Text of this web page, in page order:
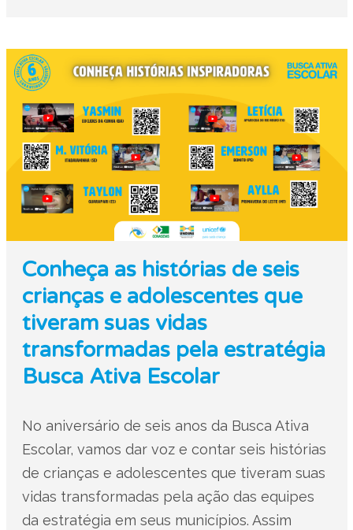
Conheça as histórias de seis
crianças e adolescentes que
tiveram suas vidas
transformadas pela estratégia
Busca Ativa Escolar
No aniversário de seis anos da Busca Ativa
Escolar, vamos dar voz e contar seis histórias
de crianças e adolescentes que tiveram suas
vidas transformadas pela ação das equipes
da estratégia em seus municípios. Assim